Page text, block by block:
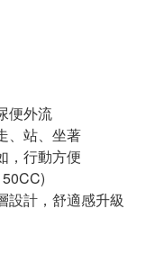
便外流
、站、坐著
，行動方便
設計，舒適感升級